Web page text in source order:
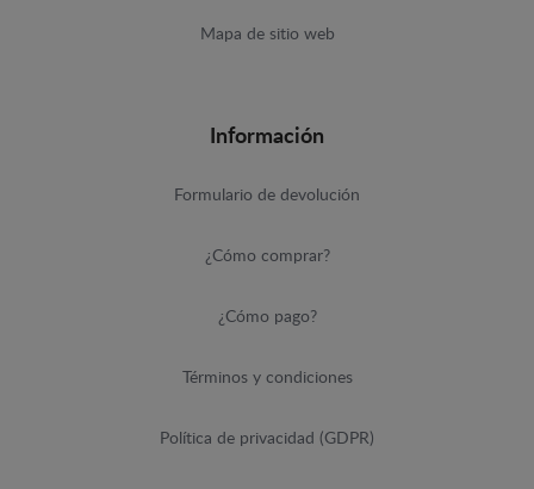
Mapa de sitio web
Información
Formulario de devolución
¿Cómo comprar?
¿Cómo pago?
Términos y condiciones
Política de privacidad (GDPR)